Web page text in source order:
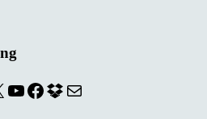
YouTube
Facebook
Dropbox
E-Mail